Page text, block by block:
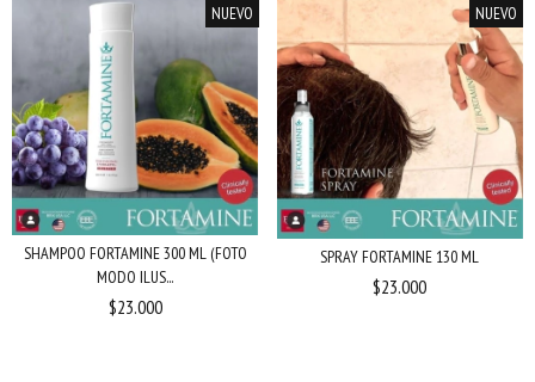
NUEVO
SHAMPOO FORTAMINE 300 ML (FOTO
MODO ILUS...
$23.000
NUEVO
SPRAY FORTAMINE 130 ML
$23.000